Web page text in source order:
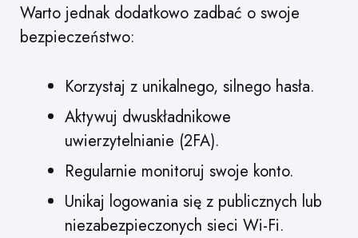
Warto jednak dodatkowo zadbać o swoje
bezpieczeństwo:
Korzystaj z unikalnego, silnego hasła.
Aktywuj dwuskładnikowe
uwierzytelnianie (2FA).
Regularnie monitoruj swoje konto.
Unikaj logowania się z publicznych lub
niezabezpieczonych sieci Wi-Fi.